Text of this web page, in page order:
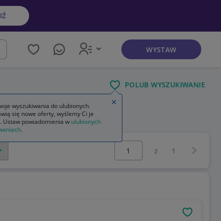
WYSTAW
POLUB WYSZUKIWANIE
Wybierz stronę:
z 1
wyszukiwania do ulubionych.
się nowe oferty, wyślemy Ci je
Ustaw powiadomienia w ulubionych
.
Zamknij wskazówkę